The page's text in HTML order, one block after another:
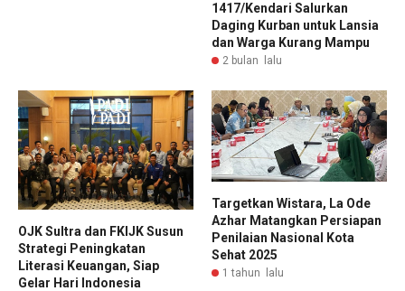
1417/Kendari Salurkan
Daging Kurban untuk Lansia
dan Warga Kurang Mampu
2 bulan lalu
OJK Sultra dan FKIJK Susun
Strategi Peningkatan
Literasi Keuangan, Siap
Gelar Hari Indonesia
Targetkan Wistara, La Ode
Azhar Matangkan Persiapan
Penilaian Nasional Kota
Sehat 2025
1 tahun lalu